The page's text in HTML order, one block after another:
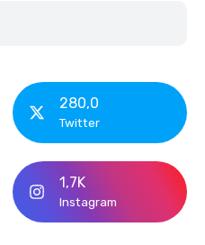
280,0
Twitter
1,7K
Instagram